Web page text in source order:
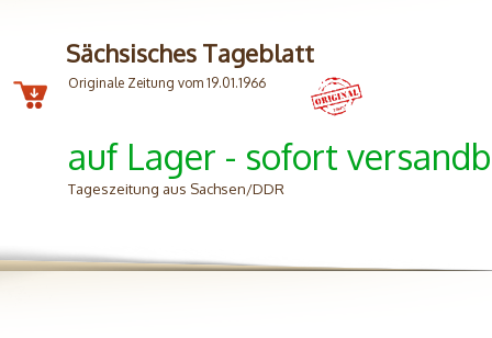
Sächsisches Tageblatt
Originale Zeitung vom 19.01.1966
auf Lager - sofort
Tageszeitung aus Sachsen/DDR